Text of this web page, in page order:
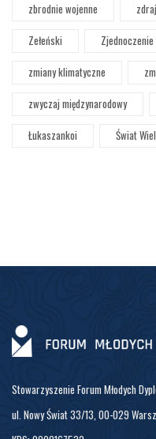
zbrodnie wojenne
Zełeński
zmiany klimatyczne
zwyczaj międzynarodowy
Łukaszankoi
Świat
Stowarzyszenie Forum Młodych
ul. Nowy Świat 33/13, 00-029